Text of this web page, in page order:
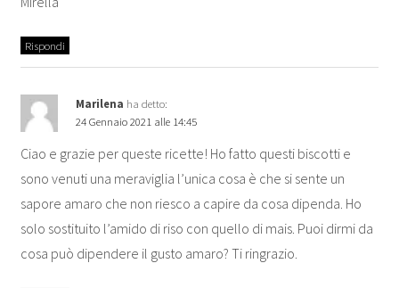
Rispondi
Marilena ha detto:
24 Gennaio 2021 alle 14:45
Ciao e grazie per queste ricette! Ho fatto questi biscotti e
sono venuti una meraviglia l’unica cosa è che si sente un
sapore amaro che non riesco a capire da cosa dipenda. Ho
solo sostituito l’amido di riso con quello di mais. Puoi dirmi da
cosa può dipendere il gusto amaro? Ti ringrazio.